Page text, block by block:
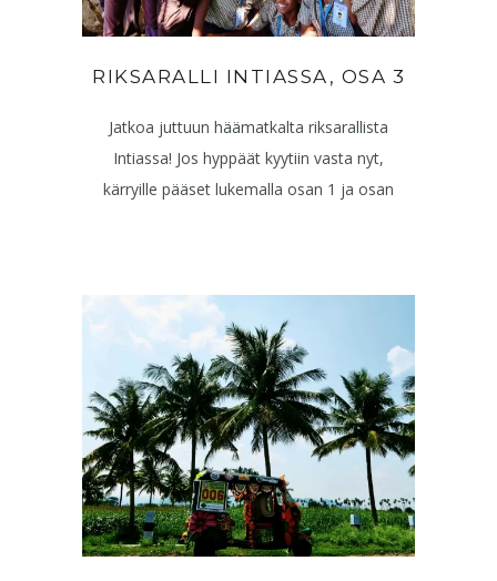
RIKSARALLI INTIASSA, OSA 3
Jatkoa juttuun häämatkalta riksarallista
Intiassa! Jos hyppäät kyytiin vasta nyt,
kärryille pääset lukemalla osan 1 ja osan